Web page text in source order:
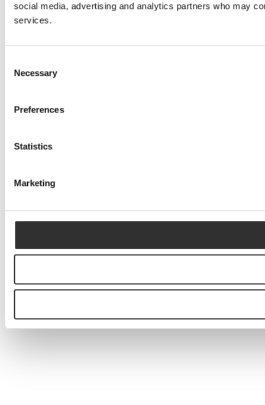
social media, advertising and analytics partners who may
services.
Selection
Necessary
Preferences
Statistics
Marketing